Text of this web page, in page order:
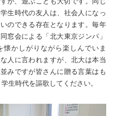
生時代の友人は、社会人になっ
のできる存在となります。毎年
窓会による「北大東京ジンパ」
かしがりながら楽しんでいま
人に言われますが、北大は本当
みですが皆さんに贈る言葉はも
生時代を謳歌してください。